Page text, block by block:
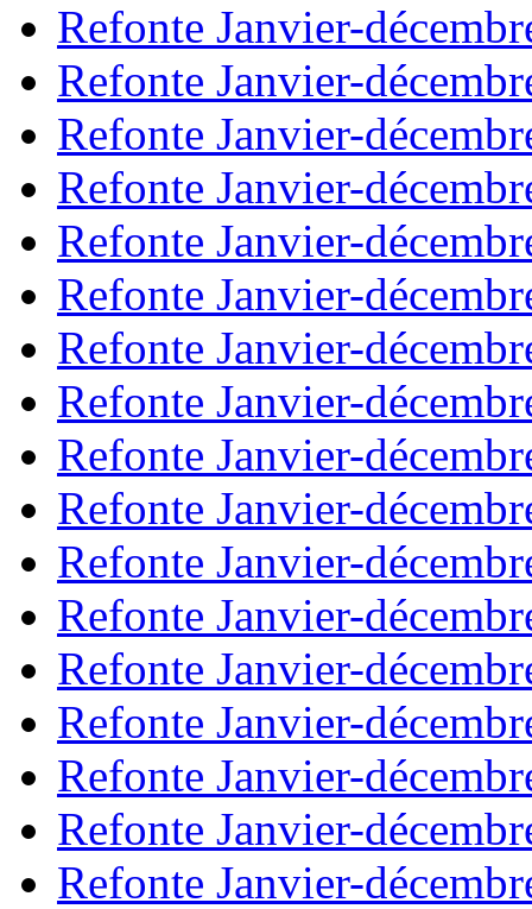
Refonte Janvier-
Refonte Janvier-
Refonte Janvier-
Refonte Janvier-
Refonte Janvier-
Refonte Janvier-
Refonte Janvier-
Refonte Janvier-
Refonte Janvier-
Refonte Janvier-
Refonte Janvier-
Refonte Janvier-
Refonte Janvier-
Refonte Janvier-
Refonte Janvier-
Refonte Janvier-
Refonte Janvier-